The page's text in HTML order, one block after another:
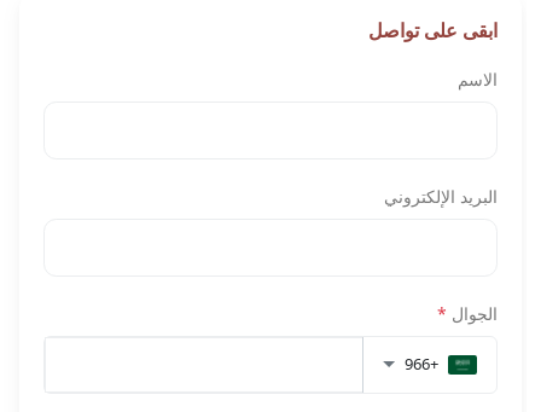
ابقى على تواصل
الاسم
البريد الإلكتروني
الجوال *
+966